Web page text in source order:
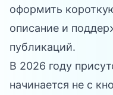
оформить
описание и
публикаций.
В 2026 году
начинается не с